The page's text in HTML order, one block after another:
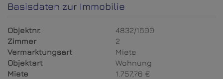
Basisdaten zur Immobilie
Objektnr.
4832/1600
Zimmer
2
Vermarktungsart
Miete
Objektart
Wohnung
Miete
1.757,76 €